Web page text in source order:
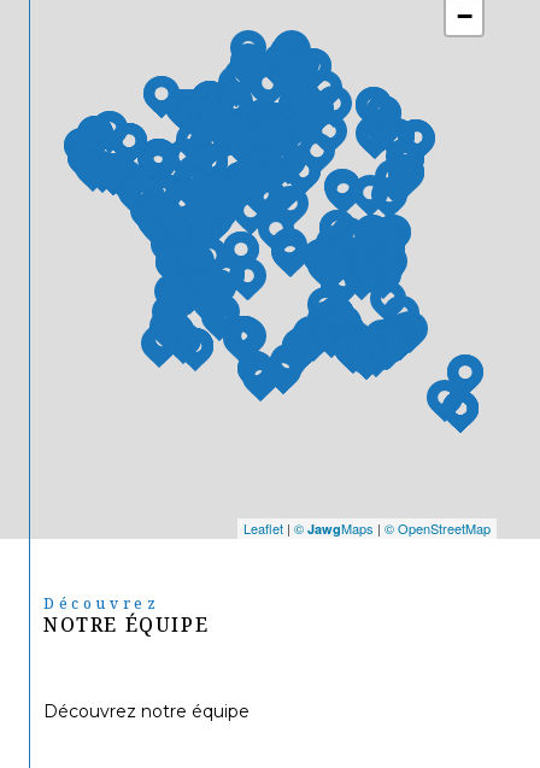
−
Leaflet | © JawgMaps | © OpenStreetMap
Découvrez
NOTRE ÉQUIPE
Découvrez notre équipe